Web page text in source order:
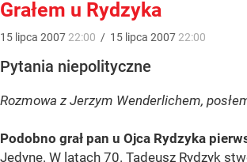
Grałem u Rydzyka
15 lipca 2007 22:00 / 15 lipca 2007 22:00
Pytania niepolityczne
Rozmowa z Jerzym Wenderlichem,
Podobno grał pan u Ojca Rydzyka
Jedyne. W latach 70. Tadeusz Rydzyk